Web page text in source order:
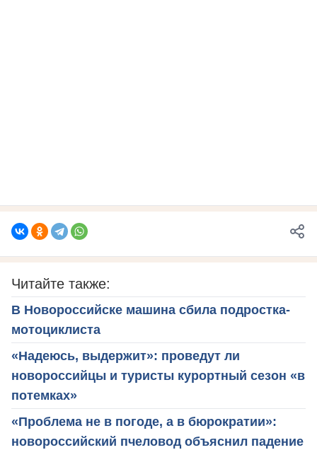
Читайте также:
В Новороссийске машина сбила подростка-
мотоциклиста
«Надеюсь, выдержит»: проведут ли
новороссийцы и туристы курортный сезон «в
потемках»
«Проблема не в погоде, а в бюрократии»:
новороссийский пчеловод объяснил падение